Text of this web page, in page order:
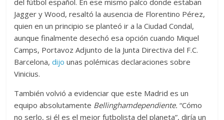
del fútbol español. En ese mismo palco donde estaban
Jagger y Wood, resaltó la ausencia de Florentino Pérez,
quien en un principio se planteó ir a la Ciudad Condal,
aunque finalmente desechó esa opción cuando Miquel
Camps, Portavoz Adjunto de la Junta Directiva del F.C.
Barcelona,dijo unas polémicas declaraciones sobre
Vinicius.
También volvió a evidenciar que este Madrid es un
equipo absolutamente Bellinghamdependiente.“Cómo
no serlo, si él es el mejor futbolista del planeta”, diría un